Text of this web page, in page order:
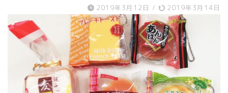
2019年3月12日 / 2019年3月14日